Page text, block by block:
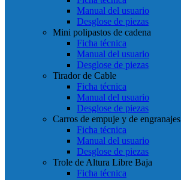
Manual del usuario
Desglose de piezas
Mini polipastos de cadena
Ficha técnica
Manual del usuario
Desglose de piezas
Tirador de Cable
Ficha técnica
Manual del usuario
Desglose de piezas
Carros de empuje y de engranajes
Ficha técnica
Manual del usuario
Desglose de piezas
Trole de Altura Libre Baja
Ficha técnica